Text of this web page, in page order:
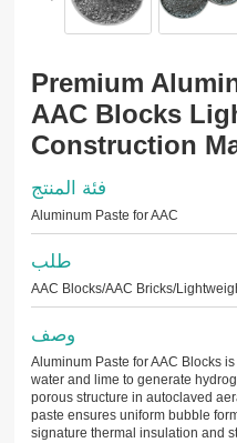
Premium
AAC Blocks
Construction
فئة المنتج
Aluminum Paste for AAC
طلب
AAC Blocks/AAC Bricks/
وصف
Aluminum Paste for AAC Blocks
water and lime to generate
porous structure in autoclaved
paste ensures uniform bubble
signature thermal insulation and